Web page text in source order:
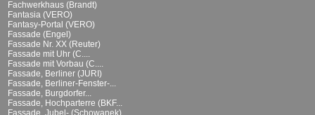
Fachwerkhaus (Brandt)
Fantasia (VERO)
Fantasy-Portal (VERO)
Fassade (Engel)
Fassade Nr. XX (Reuter)
Fassade mit Uhr (C....
Fassade mit Vorbau (C....
Fassade, Berliner (JURI)
Fassade, Berliner-Fenster-...
Fassade, Burgdorfer...
Fassade, Hochparterre (BKF...
Fassade, Jubel- (Schowanek)